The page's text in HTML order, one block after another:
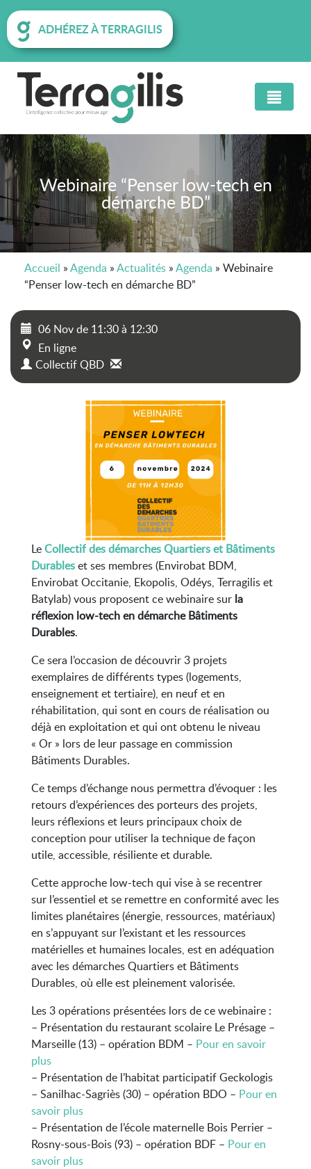
ADHÉREZ À TERRAGILIS
Webinaire “Penser low-tech en
démarche BD”
Accueil »Agenda »Actualités »Agenda » Webinaire
“Penser low-tech en démarche BD”
06 Novde 11:30à 12:30
En ligne
Collectif QBD
LeCollectif des démarches Quartiers et Bâtiments
Durableset ses membres (Envirobat BDM,
Envirobat Occitanie, Ekopolis, Odéys, Terragilis et
Batylab) vous proposent ce webinaire sur la
réflexion low-tech en démarche Bâtiments
Durables.
Ce sera l’occasion de découvrir 3 projets
exemplaires de différents types (logements,
enseignement et tertiaire), en neuf et en
réhabilitation, qui sont en cours de réalisation ou
déjà en exploitation et qui ont obtenu le niveau
« Or » lors de leur passage en commission
Bâtiments Durables.
Ce temps d’échange nous permettra d’évoquer : les
retours d’expériences des porteurs des projets,
leurs réflexions et leurs principaux choix de
conception pour utiliser la technique de façon
utile, accessible, résiliente et durable.
Cette approche low-tech qui vise à se recentrer
sur l’essentiel et se remettre en conformité avec les
limites planétaires (énergie, ressources, matériaux)
en s’appuyant sur l’existant et les ressources
matérielles et humaines locales, est en adéquation
avec les démarches Quartiers et Bâtiments
Durables, où elle est pleinement valorisée.
Les 3 opérations présentées lors de ce webinaire :
– Présentation du restaurant scolaire Le Présage –
Marseille (13) – opération BDM – Pour en savoir
plus
– Présentation de l’habitat participatif Geckologis
– Sanilhac-Sagriès (30) – opération BDO – Pour en
savoir plus
– Présentation de l’école maternelle Bois Perrier –
Rosny-sous-Bois (93) – opération BDF – Pour en
savoir plus